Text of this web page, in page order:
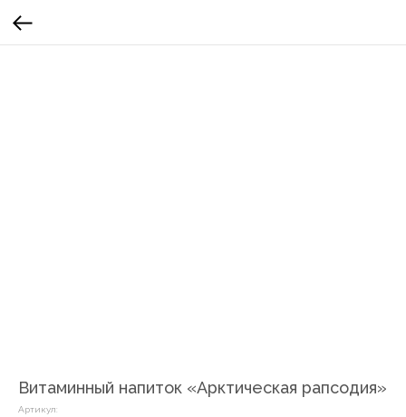
Витаминный напиток «Арктическая рапсодия»
Артикул: